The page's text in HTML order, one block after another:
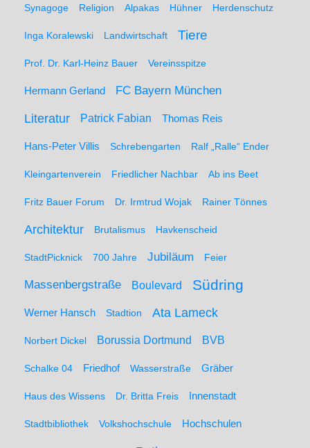
Synagoge Religion Alpakas Hühner Herdenschutz
Inga Koralewski Landwirtschaft Tiere
Prof. Dr. Karl-Heinz Bauer Vereinsspitze
Hermann Gerland FC Bayern München
Literatur Patrick Fabian Thomas Reis
Hans-Peter Villis Schrebengarten Ralf „Ralle“ Ender
Kleingartenverein Friedlicher Nachbar Ab ins Beet
Fritz Bauer Forum Dr. Irmtrud Wojak Rainer Tönnes
Architektur Brutalismus Havkenscheid
StadtPicknick 700 Jahre Jubiläum Feier
Massenbergstraße Boulevard Südring
Werner Hansch Stadtion Ata Lameck
Norbert Dickel Borussia Dortmund BVB
Schalke 04 Friedhof Wasserstraße Gräber
Haus des Wissens Dr. Britta Freis Innenstadt
Stadtbibliothek Volkshochschule Hochschulen